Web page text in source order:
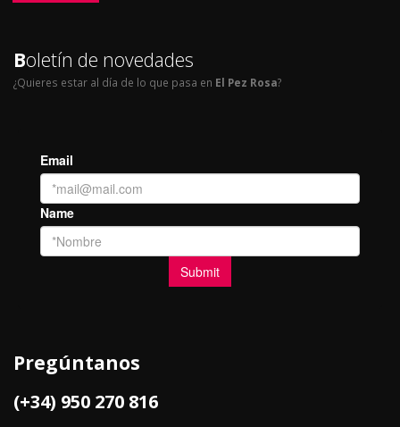
Boletín de novedades
¿Quieres estar al día de lo que pasa en El Pez Rosa?
Pregúntanos
(+34) 950 270 816